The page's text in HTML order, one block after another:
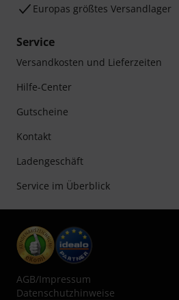
Europas größtes Versandlager
Service
Versandkosten und Lieferzeiten
Hilfe-Center
Gutscheine
Kontakt
Ladengeschäft
Service im Überblick
AGB/Impressum
Datenschutzhinweise